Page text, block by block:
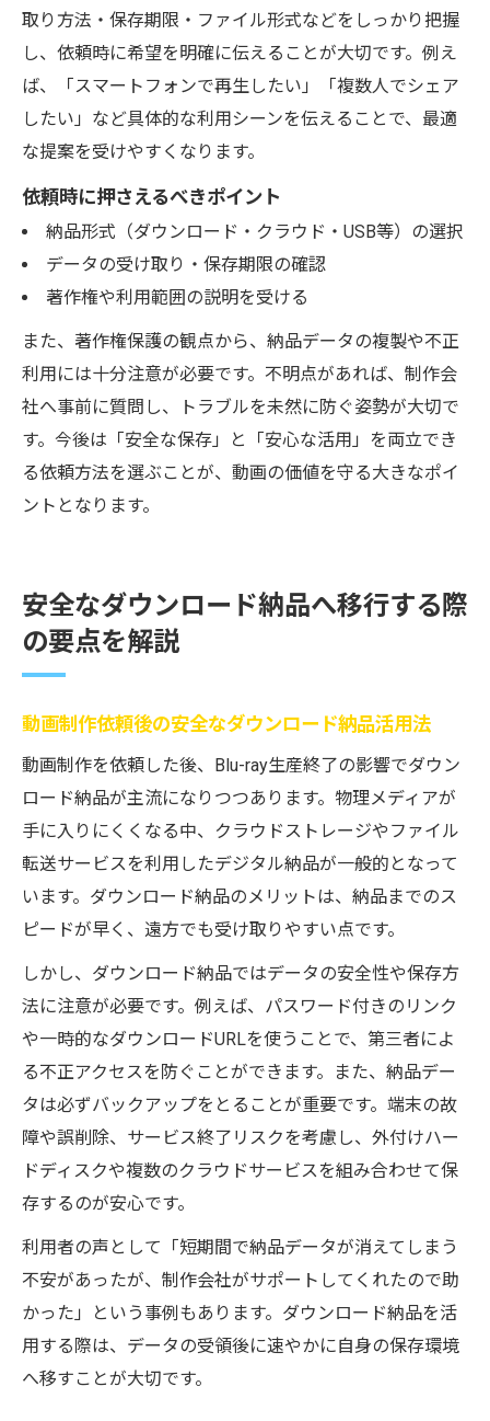
取り方法・保存期限・ファイル形式などをしっかり把握
し、依頼時に希望を明確に伝えることが大切です。例え
ば、「スマートフォンで再生したい」「複数人でシェア
したい」など具体的な利用シーンを伝えることで、最適
な提案を受けやすくなります。
依頼時に押さえるべきポイント
納品形式（ダウンロード・クラウド・USB等）の選択
データの受け取り・保存期限の確認
著作権や利用範囲の説明を受ける
また、著作権保護の観点から、納品データの複製や不正
利用には十分注意が必要です。不明点があれば、制作会
社へ事前に質問し、トラブルを未然に防ぐ姿勢が大切で
す。今後は「安全な保存」と「安心な活用」を両立でき
る依頼方法を選ぶことが、動画の価値を守る大きなポイ
ントとなります。
安全なダウンロード納品へ移行する際
の要点を解説
動画制作依頼後の安全なダウンロード納品活用法
動画制作を依頼した後、Blu-ray生産終了の影響でダウン
ロード納品が主流になりつつあります。物理メディアが
手に入りにくくなる中、クラウドストレージやファイル
転送サービスを利用したデジタル納品が一般的となって
います。ダウンロード納品のメリットは、納品までのス
ピードが早く、遠方でも受け取りやすい点です。
しかし、ダウンロード納品ではデータの安全性や保存方
法に注意が必要です。例えば、パスワード付きのリンク
や一時的なダウンロードURLを使うことで、第三者によ
る不正アクセスを防ぐことができます。また、納品デー
タは必ずバックアップをとることが重要です。端末の故
障や誤削除、サービス終了リスクを考慮し、外付けハー
ドディスクや複数のクラウドサービスを組み合わせて保
存するのが安心です。
利用者の声として「短期間で納品データが消えてしまう
不安があったが、制作会社がサポートしてくれたので助
かった」という事例もあります。ダウンロード納品を活
用する際は、データの受領後に速やかに自身の保存環境
へ移すことが大切です。